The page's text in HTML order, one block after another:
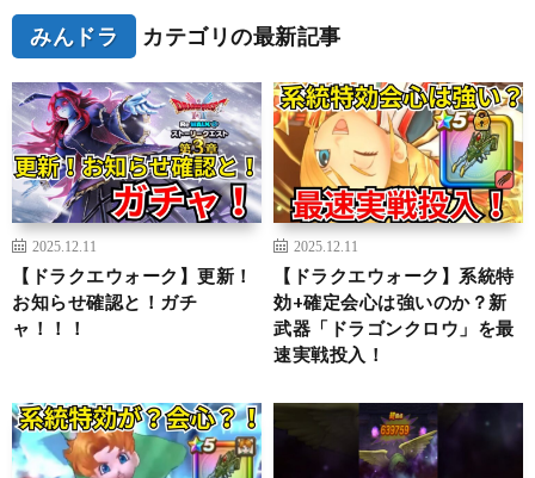
みんドラ カテゴリの最新記事
2025.12.11
【ドラクエウォーク】更新！
お知らせ確認と！ガチ
ャ！！！
2025.12.11
【ドラクエウォーク】系統特
効+確定会心は強いのか？新
武器「ドラゴンクロウ」を最
速実戦投入！